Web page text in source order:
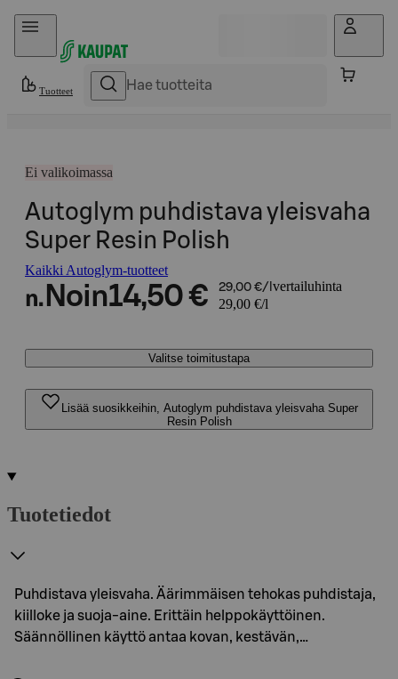
Hyppää sisältöön
Tuotteet
Ei valikoimassa
Autoglym puhdistava yleisvaha
Super Resin Polish
Kaikki Autoglym-tuotteet
n. Noin14,50 € 29,00 €/l vertailuhinta
29,00 €/l
Valitse toimitustapa
Lisää suosikkeihin, Autoglym puhdistava yleisvaha Super
Resin Polish
Tuotetiedot
Puhdistava yleisvaha. Äärimmäisen tehokas puhdistaja,
kiilloke ja suoja-aine. Erittäin helppokäyttöinen.
Säännöllinen käyttö antaa kovan, kestävän,…